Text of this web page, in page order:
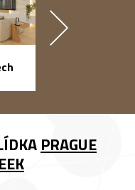
PRAGUE